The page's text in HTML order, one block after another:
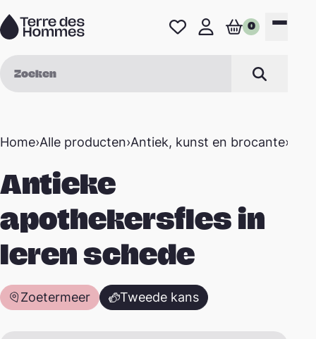
Favorieten
Mijn profiel
0
Zoeken
Home›Alle producten›Antiek, kunst en brocante›
Antieke
apothekersfles in
leren schede
Zoetermeer Tweede kans